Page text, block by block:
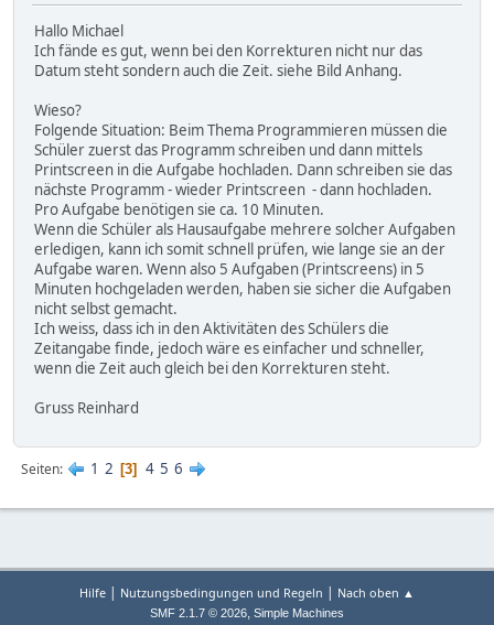
Hallo Michael
Ich fände es gut, wenn bei den Korrekturen nicht nur das
Datum steht sondern auch die Zeit. siehe Bild Anhang.
Wieso?
Folgende Situation: Beim Thema Programmieren müssen die
Schüler zuerst das Programm schreiben und dann mittels
Printscreen in die Aufgabe hochladen. Dann schreiben sie das
nächste Programm - wieder Printscreen - dann hochladen.
Pro Aufgabe benötigen sie ca. 10 Minuten.
Wenn die Schüler als Hausaufgabe mehrere solcher Aufgaben
erledigen, kann ich somit schnell prüfen, wie lange sie an der
Aufgabe waren. Wenn also 5 Aufgaben (Printscreens) in 5
Minuten hochgeladen werden, haben sie sicher die Aufgaben
nicht selbst gemacht.
Ich weiss, dass ich in den Aktivitäten des Schülers die
Zeitangabe finde, jedoch wäre es einfacher und schneller,
wenn die Zeit auch gleich bei den Korrekturen steht.
Gruss Reinhard
Seiten 1 2 3 4 5 6
Hilfe | Nutzungsbedingungen und Regeln | Nach oben ▲
SMF 2.1.7 © 2026, Simple Machines